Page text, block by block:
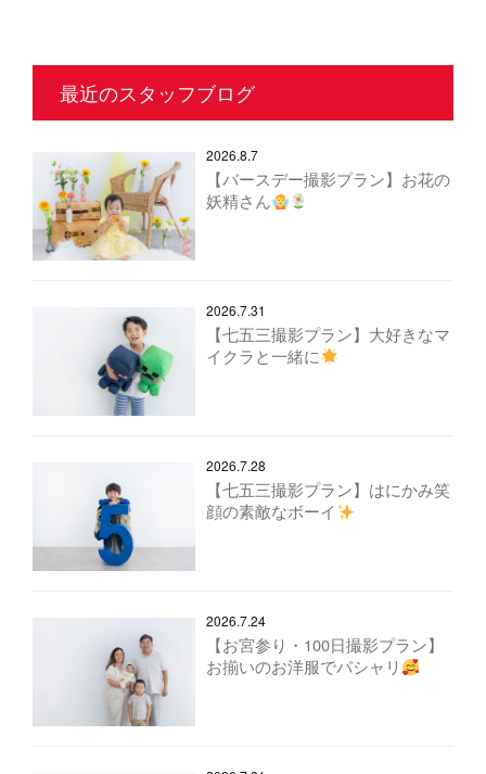
最近のスタッフブログ
2026.8.7
【バースデー撮影プラン】お花の
妖精さん
2026.7.31
【七五三撮影プラン】大好きなマ
イクラと一緒に
2026.7.28
【七五三撮影プラン】はにかみ笑
顔の素敵なボーイ
2026.7.24
【お宮参り・100日撮影プラン】
お揃いのお洋服でパシャリ